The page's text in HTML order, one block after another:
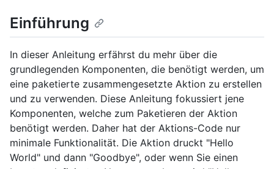
Einführung
In dieser Anleitung erfährst du mehr über die
grundlegenden Komponenten, die benötigt werden, um
eine paketierte zusammengesetzte Aktion zu erstellen
und zu verwenden. Diese Anleitung fokussiert jene
Komponenten, welche zum Paketieren der Aktion
benötigt werden. Daher hat der Aktions-Code nur
minimale Funktionalität. Die Aktion druckt "Hello
World" und dann "Goodbye", oder wenn Sie einen